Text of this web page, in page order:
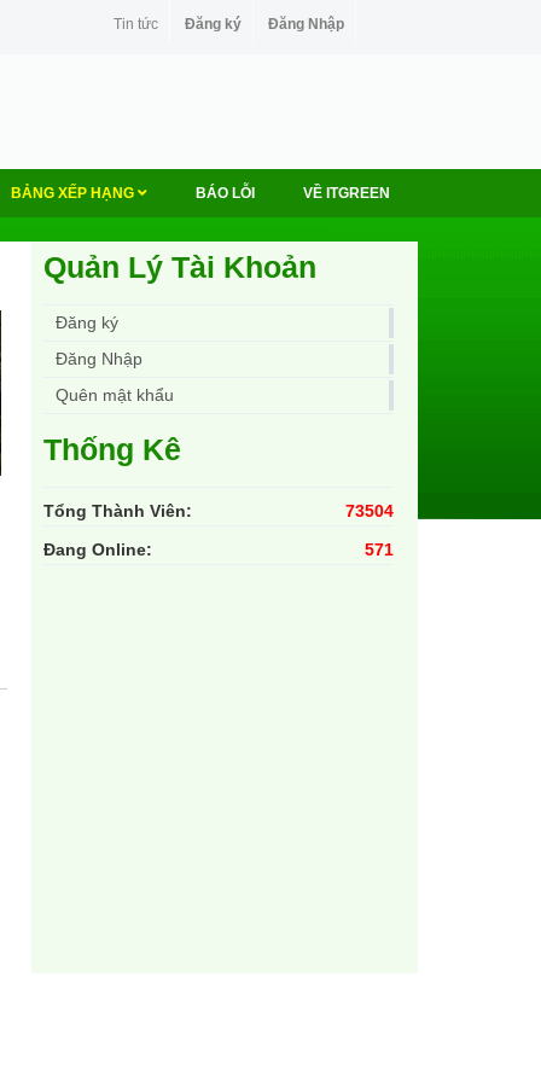
Tin tức Đăng ký Đăng Nhập
BẢNG XẾP HẠNG BÁO LỖI VỀ ITGREEN
Quản Lý Tài Khoản
Đăng ký
Đăng Nhập
Quên mật khẩu
Thống Kê
Tổng Thành Viên:
73504
Đang Online:
571